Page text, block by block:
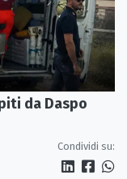
da Daspo
Condividi su: